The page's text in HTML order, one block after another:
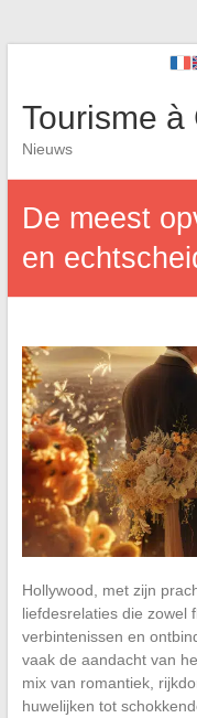
Tourisme à
Nieuws
De meest
en
Hollywood, met zijn
liefdesrelaties die zowel
verbintenissen en
vaak de aandacht van
mix van romantiek,
huwelijken tot